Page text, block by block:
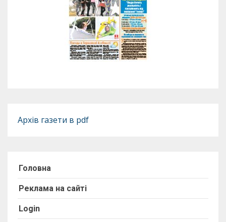
Архів газети в pdf
Головна
Реклама на сайті
Login